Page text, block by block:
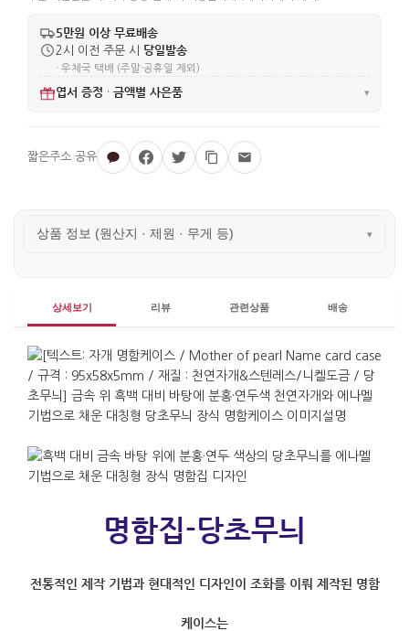
5만원 이상 무료배송
2시 이전 주문 시 당일발송
· 우체국 택배 (주말·공휴일 제외)
엽서 증정 · 금액별 사은품 ▾
상품 정보 (원산지 · 제원 · 무게 등) ▾
상세보기 리뷰 관련상품 배송
명함집-당초무늬
전통적인 제작 기법과 현대적인 디자인이 조화를 이뤄 제작된 명함
케이스는